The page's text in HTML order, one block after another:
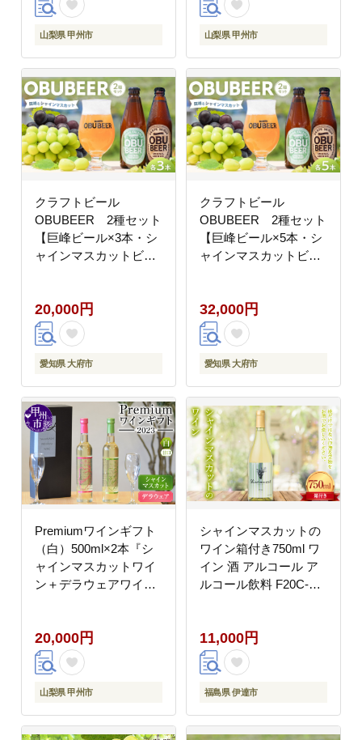
山梨県 甲州市 山梨県 甲州市
クラフトビール
OBUBEER 2種セット
【巨峰ビール×3本・シ
ャインマスカットビー
20,000円
愛知県 大府市
クラフトビール
OBUBEER 2種セット
【巨峰ビール×5本・シ
ャインマスカットビー
32,000円
愛知県 大府市
Premiumワインギフト
（白）500ml×2本『シ
ャインマスカットワイ
ン＋デラウェアワイ
20,000円
山梨県 甲州市
シャインマスカットの
ワイン箱付き750ml ワ
イン 酒 アルコール ア
ルコール飲料 F20C-
11,000円
福島県 伊達市